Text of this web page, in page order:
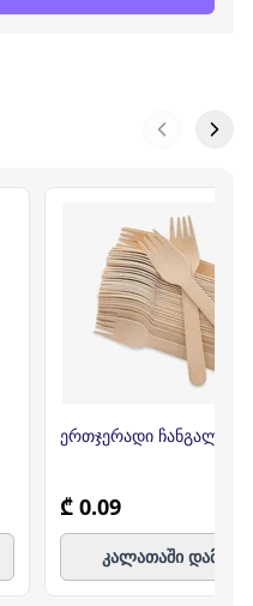
ერთჯერადი ჩანგალი
₾ 0.09
კალათაში